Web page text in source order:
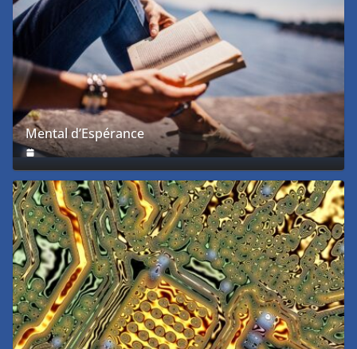
Mental d’Espérance